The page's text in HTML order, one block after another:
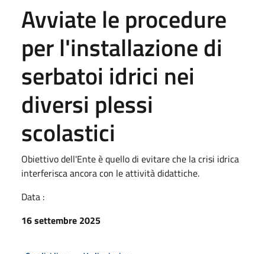
Avviate le procedure
per l'installazione di
serbatoi idrici nei
diversi plessi
scolastici
Obiettivo dell'Ente è quello di evitare che la crisi idrica
interferisca ancora con le attività didattiche.
Data :
16 settembre 2025